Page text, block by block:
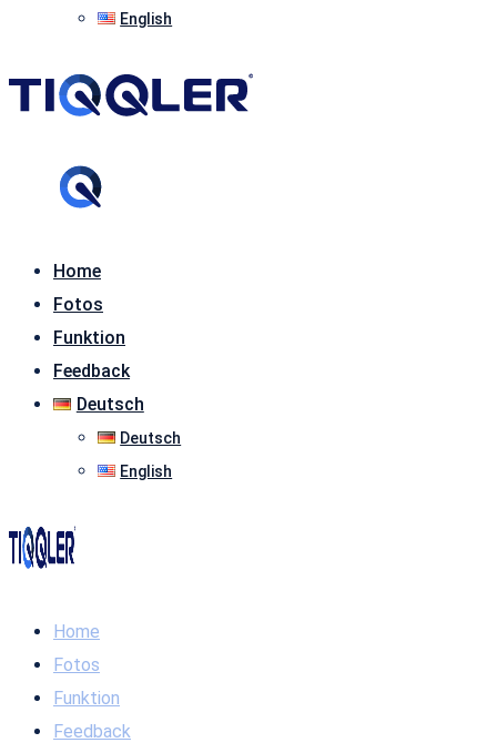
English
Home
Fotos
Funktion
Feedback
Deutsch
Deutsch
English
Home
Fotos
Funktion
Feedback